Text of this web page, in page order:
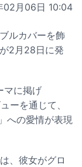
02月06日 10:04
ルカバーを飾
2月28日に発
に掲げ
ーを通じて、
への愛情が表現
、彼女がグロ